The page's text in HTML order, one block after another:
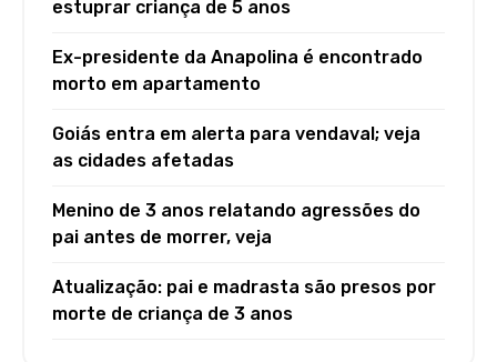
estuprar criança de 5 anos
Ex-presidente da Anapolina é encontrado
morto em apartamento
Goiás entra em alerta para vendaval; veja
as cidades afetadas
Menino de 3 anos relatando agressões do
pai antes de morrer, veja
Atualização: pai e madrasta são presos por
morte de criança de 3 anos